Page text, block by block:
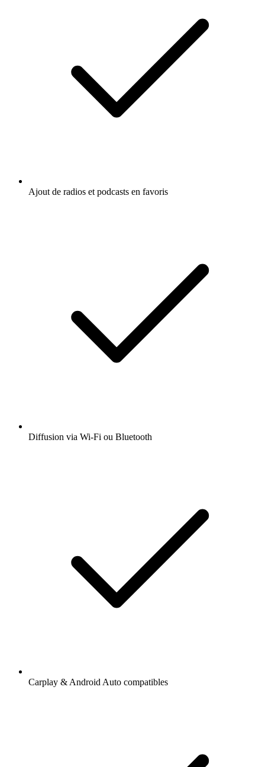
Ajout de radios et podcasts en favoris
Diffusion via Wi-Fi ou Bluetooth
Carplay & Android Auto compatibles